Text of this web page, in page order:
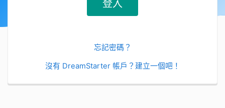
忘記密碼？
沒有 DreamStarter 帳戶？建立一個吧！